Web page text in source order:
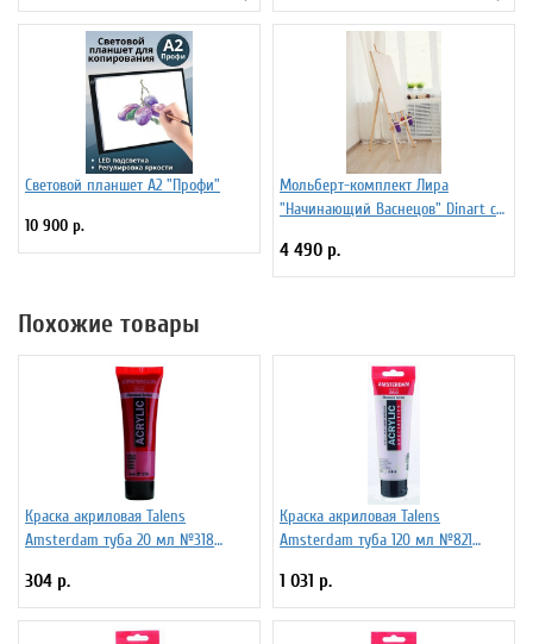
Световой планшет А2 "Профи"
10 900 р.
Мольберт-комплект Лира
"Начинающий Васнецов" Dinart с
стаканчиками
4 490 р.
Похожие товары
Краска акриловая Talens
Amsterdam туба 20 мл №318
304 р.
Краска акриловая Talens
Amsterdam туба 120 мл №821
17098212
1 031 р.